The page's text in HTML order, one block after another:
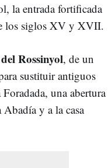
la entrada fortificada
los siglos XV y XVII.
Rossinyol, de un
sustituir antiguos
una abertura
Abadía y a la casa